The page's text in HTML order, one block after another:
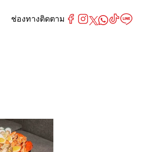
ช่องทางติดตาม